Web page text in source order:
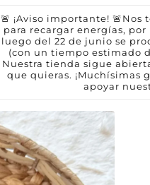
🚨 ¡Aviso importante!
para recargar energías,
luego del 22 de junio se
(con un tiempo estimado
Nuestra tienda sigue
que quieras. ¡Muchísimas
apoyar